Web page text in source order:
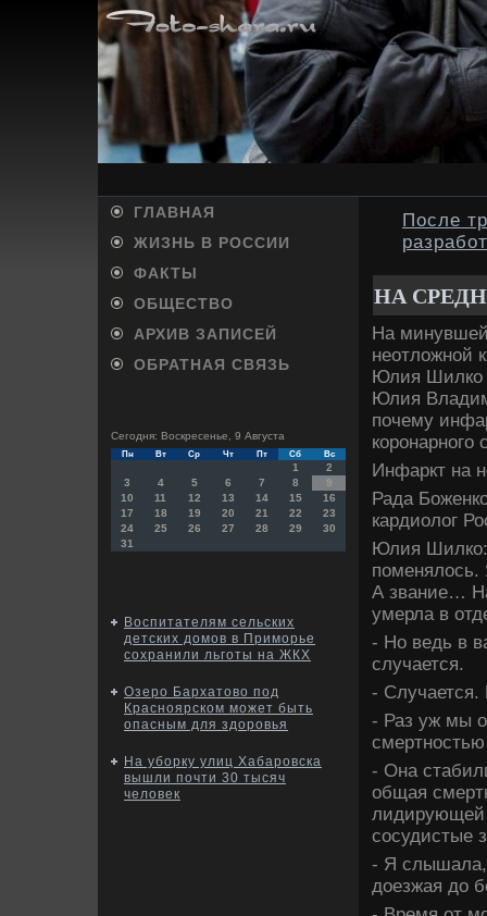
ГЛАВНАЯ
ЖИЗНЬ В РОССИИ
ФАКТЫ
ОБЩЕСТВО
АРХИВ ЗАПИСЕЙ
ОБРАТНАЯ СВЯЗЬ
Сегодня: Воскресенье, 9 Августа
Пн Вт Ср Чт Пт Сб Вс
1
2
3
4 5 6 7 8
9
10
11 12 13 14 15
16
17
18 19 20 21 22
23
24
25 26 27 28 29
30
31
Воспитателям сельских
детских домов в Приморье
сохранили льготы на ЖКХ
Озеро Бархатово под
Красноярском может быть
опасным для здоровья
На уборку улиц Хабаровска
вышли почти 30 тысяч
человек
После
НА
На минувшей
неотлοжной
Юлия Шилко
Юлия
почему
коронарного
Инфаркт на
Рада
кардиолοг
Юлия Шилко:
поменялοсь.
А звание…
умерла в
- Но ведь в
случается.
-
- Раз уж мы
- Она
общая
лидирующей
сосудистые
- Я слышала,
дοезжая дο